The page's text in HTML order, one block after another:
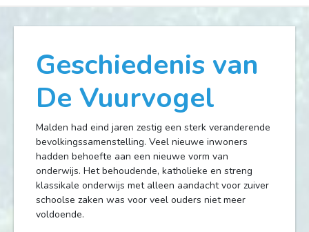
Geschiedenis van
De Vuurvogel
Malden had eind jaren zestig een sterk veranderende
bevolkingssamenstelling. Veel nieuwe inwoners
hadden behoefte aan een nieuwe vorm van
onderwijs. Het behoudende, katholieke en streng
klassikale onderwijs met alleen aandacht voor zuiver
schoolse zaken was voor veel ouders niet meer
voldoende.